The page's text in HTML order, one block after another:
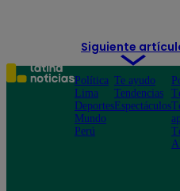
Siguiente
Política
Lima
Deportes
Mundo
Perú
Te ayudo
Tendencias
Espectáculos